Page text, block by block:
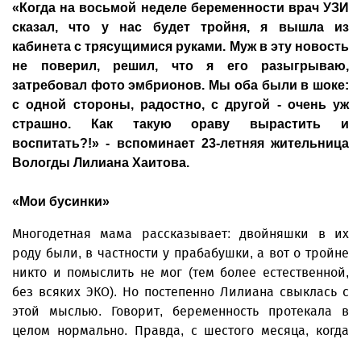
«Когда на восьмой неделе беременности врач УЗИ
сказал, что у нас будет тройня, я вышла из
кабинета с трясущимися руками. Муж в эту новость
не поверил, решил, что я его разыгрываю,
затребовал фото эмбрионов. Мы оба были в шоке:
с одной стороны, радостно, с другой - очень уж
страшно. Как такую ораву вырастить и
воспитать?!» - вспоминает 23-летняя жительница
Вологды Лилиана Хаитова.
«Мои бусинки»
Многодетная мама рассказывает: двойняшки в их
роду были, в частности у прабабушки, а вот о тройне
никто и помыслить не мог (тем более естественной,
без всяких ЭКО). Но постепенно Лилиана свыклась с
этой мыслью. Говорит, беременность протекала в
целом нормально. Правда, с шестого месяца, когда